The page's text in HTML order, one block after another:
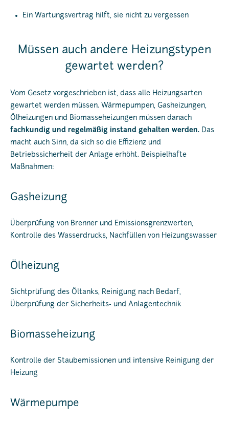
Ein Wartungsvertrag hilft, sie nicht zu vergessen
Müssen auch andere Heizungstypen
gewartet werden?
Vom Gesetz vorgeschrieben ist, dass alle Heizungsarten
gewartet werden müssen. Wärmepumpen, Gasheizungen,
Ölheizungen und Biomasseheizungen müssen danach
fachkundig und regelmäßig instand gehalten werden. Das
macht auch Sinn, da sich so die Effizienz und
Betriebssicherheit der Anlage erhöht. Beispielhafte
Maßnahmen:
Gasheizung
Überprüfung von Brenner und Emissionsgrenzwerten,
Kontrolle des Wasserdrucks, Nachfüllen von Heizungswasser
Ölheizung
Sichtprüfung des Öltanks, Reinigung nach Bedarf,
Überprüfung der Sicherheits- und Anlagentechnik
Biomasseheizung
Kontrolle der Staubemissionen und intensive Reinigung der
Heizung
Wärmepumpe